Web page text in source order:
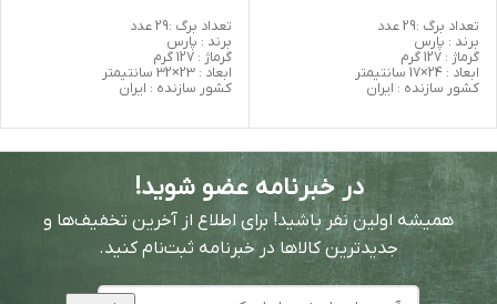
تعداد برگ :29 عدد
برند : پارس
گرماژ : 127 گرم
ابعاد : 24×17 سانتیمتر
کشور سازنده : ایران
تعداد برگ :29 عدد
برند : پارس
گرماژ : 127 گرم
ابعاد : 23×32 سانتیمتر
کشور سازنده : ایران
در خبرنامه عضو شوید!
همیشه اولین نفر باشید! برای اطلاع از آخرین تخفیف‌ها و
جدیدترین کالاها در خبرنامه ثبت‌نام کنید.